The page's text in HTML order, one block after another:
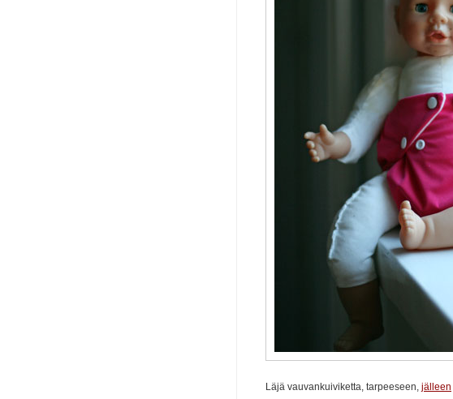
Läjä vauvankuiviketta, tarpeeseen, jälleen